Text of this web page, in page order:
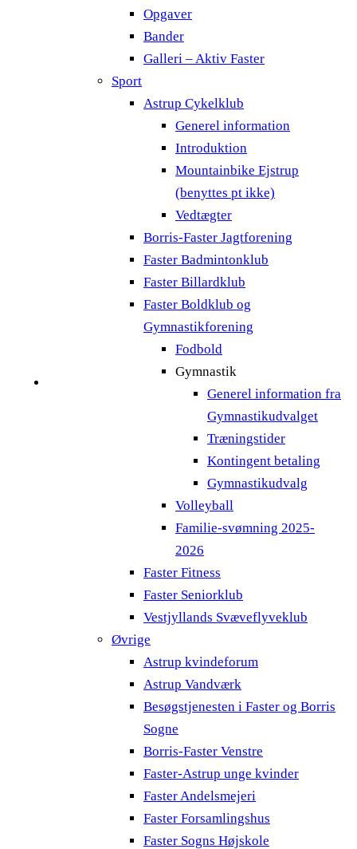
Opgaver
Bander
Galleri – Aktiv Faster
Sport
Astrup Cykelklub
Generel information
Introduktion
Mountainbike Ejstrup
(benyttes pt ikke)
Vedtægter
Borris-Faster Jagtforening
Faster Badmintonklub
Faster Billardklub
Faster Boldklub og
Gymnastikforening
Fodbold
Gymnastik
Generel information fra
Gymnastikudvalget
Træningstider
Kontingent betaling
Gymnastikudvalg
Volleyball
Familie-svømning 2025-
2026
Faster Fitness
Faster Seniorklub
Vestjyllands Svæveflyveklub
Øvrige
Astrup kvindeforum
Astrup Vandværk
Besøgstjenesten i Faster og Borris
Sogne
Borris-Faster Venstre
Faster-Astrup unge kvinder
Faster Andelsmejeri
Faster Forsamlingshus
Faster Sogns Højskole